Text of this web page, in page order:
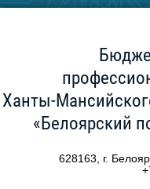
Ханты-
«Белоярский
628163, г.